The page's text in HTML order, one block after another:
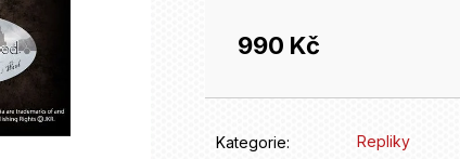
990 Kč
Měrná
Kategorie:
Repliky